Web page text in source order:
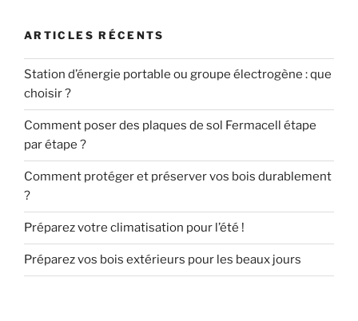
ARTICLES RÉCENTS
Station d’énergie portable ou groupe électrogène : que
choisir ?
Comment poser des plaques de sol Fermacell étape
par étape ?
Comment protéger et préserver vos bois durablement
?
Préparez votre climatisation pour l’été !
Préparez vos bois extérieurs pour les beaux jours